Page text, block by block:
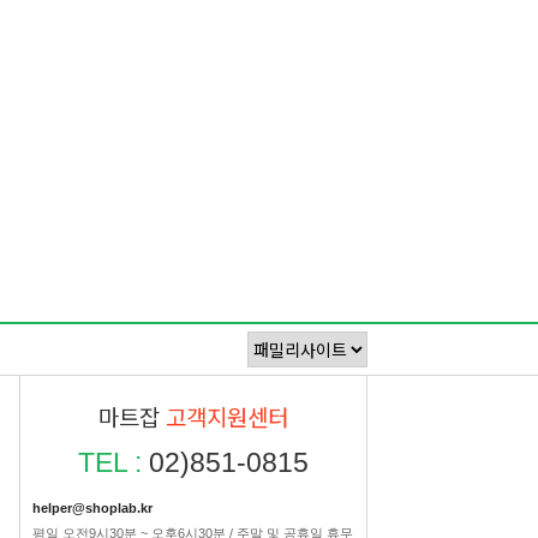
마트잡 고객지원센터
TEL : 02)851-0815
helper@shoplab.kr
평일 오전9시30분 ~ 오후6시30분 / 주말 및 공휴일 휴무